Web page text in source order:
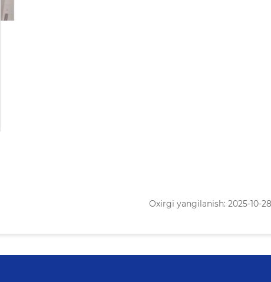
Oxirgi yangilanish: 2025-10-28